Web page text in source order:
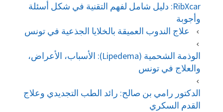
RibXcar: دليل شامل لفهم التقنية في شكل أسئلة
وأجوبة
علاج الندوب العميقة بالخلايا الجذعية في تونس
الوذمة الشحمية (Lipedema): الأسباب، الأعراض،
والعلاج في تونس
الدكتور رامي بن صالح: رائد الطب التجديدي وعلاج
القدم السكري